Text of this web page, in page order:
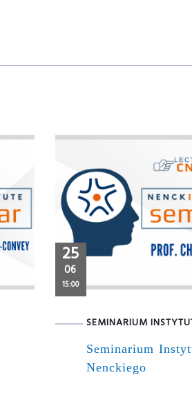
25
06
15:00
SEMINARIUM
Seminarium
Nenckiego